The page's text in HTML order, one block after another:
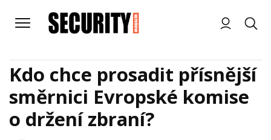
Kdo chce prosadit přísnější
směrnici Evropské komise
o držení zbraní?